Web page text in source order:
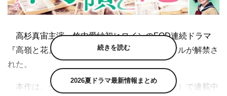
高杉真宙主演、竹内愛紗初ヒロインのFOD連続ドラマ
『高嶺と花』の追加キャスト＆メインビジュアルが解禁さ
れた。
本作は、少女漫画雑誌「花とゆめ」（白泉社）で連載中
続きを読む
2026夏ドラマ最新情報まとめ